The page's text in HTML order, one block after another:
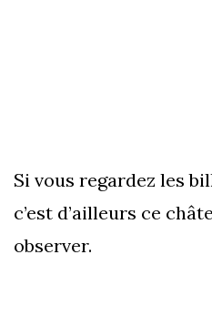
Si vous regardez les
c’est d’ailleurs ce
observer.